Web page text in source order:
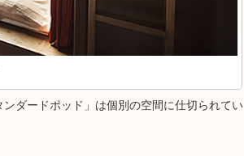
ダードポッド」は個別の空間に仕切られてい